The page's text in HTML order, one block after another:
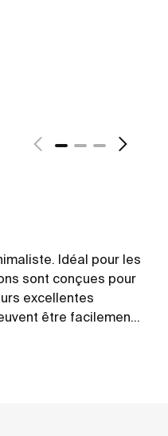
Idéal pour les
sont conçues pour
excellentes
être facilement